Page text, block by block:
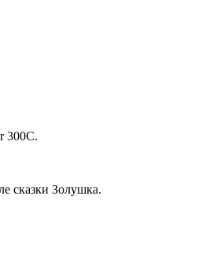
300C.
сказки Золушка.